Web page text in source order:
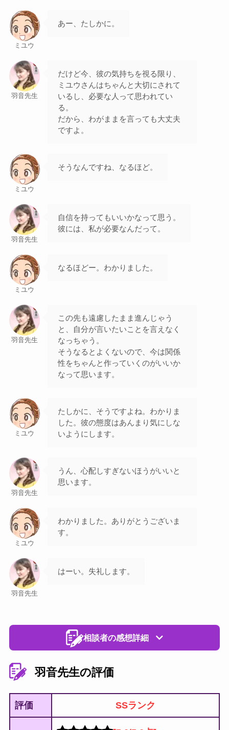
ミユウ
あー、たしかに。
羽音先生
だけど今、彼の気持ちを視る限り、
ミユウさんはちゃんと大切にされて
いるし、必要な人って思われてい
る。
だから、わがままを言っても大丈夫
ですよ。
ミユウ
そうなんですね、なるほど。
羽音先生
自信を持ってもいいかなって思う。
彼には、私が必要なんだって。
ミユウ
なるほどー。わかりました。
羽音先生
この先も遠慮したまま進んじゃう
と、自分が言いたいことを言えなく
なっちゃう。
そうなるとよくないので、今は関係
性をちゃんと作っていくのがいいか
なって思います。
ミユウ
たしかに、そうですよね。わかりま
した。彼の態度はあんまり気にしな
いようにします。
羽音先生
うん、心配しすぎないほうがいいと
思います。
ミユウ
わかりました。ありがとうございま
す。
羽音先生
はーい。失礼します。
相談者の感想詳細
羽音先生の評価
評価 SSランク